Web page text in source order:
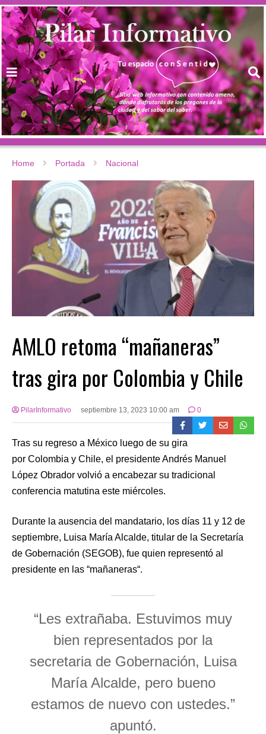
Home Portada Nacional
AMLO retoma “mañaneras”
tras gira por Colombia y Chile
PilarInformativo septiembre 13, 2023 10:00 am 0
Tras su regreso a México luego de su gira
por Colombia y Chile, el presidente Andrés Manuel
López Obrador volvió a encabezar su tradicional
conferencia matutina este miércoles.
Durante la ausencia del mandatario, los días 11 y 12 de
septiembre, Luisa María Alcalde, titular de la Secretaría
de Gobernación (SEGOB), fue quien representó al
presidente en las “mañaneras“.
“Les extrañaba. Estuvimos muy
bien representados por la
secretaria de Gobernación, Luisa
María Alcalde, pero bueno
estamos de nuevo con ustedes.”
apuntó.